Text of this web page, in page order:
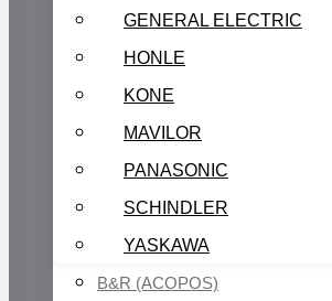
GENERAL ELECTRIC
HONLE
KONE
MAVILOR
PANASONIC
SCHINDLER
YASKAWA
B&R (ACOPOS)